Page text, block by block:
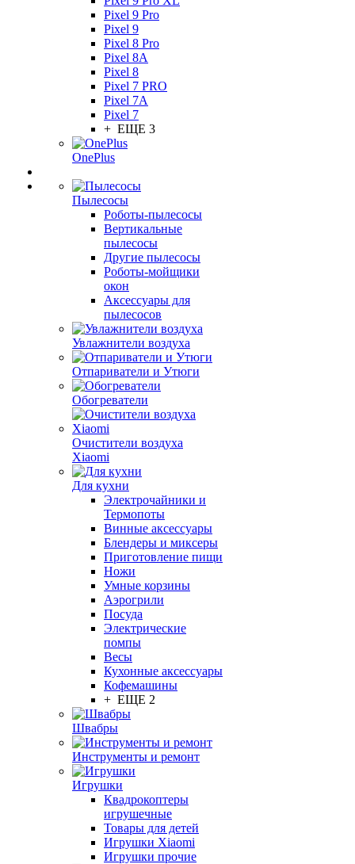
Pixel 9 Pro
Pixel 9
Pixel 8 Pro
Pixel 8A
Pixel 8
Pixel 7 PRO
Pixel 7A
Pixel 7
+ ЕЩЕ 3
OnePlus
Пылесосы
Роботы-пылесосы
Вертикальные
пылесосы
Другие пылесосы
Роботы-мойщики
окон
Аксессуары для
пылесосов
Увлажнители воздуха
Отпариватели и Утюги
Обогреватели
Очистители воздуха
Xiaomi
Для кухни
Электрочайники и
Термопоты
Винные аксессуары
Блендеры и миксеры
Приготовление пищи
Ножи
Умные корзины
Аэрогрили
Посуда
Электрические
помпы
Весы
Кухонные аксессуары
Кофемашины
+ ЕЩЕ 2
Швабры
Инструменты и ремонт
Игрушки
Квадрокоптеры
игрушечные
Товары для детей
Игрушки Xiaomi
Игрушки прочие